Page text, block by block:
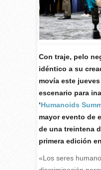
Con traje, pelo
idéntico a su
movía este
escenario para
‘Humanoids
mayor evento de
de una treintena
primera edición
«Los seres